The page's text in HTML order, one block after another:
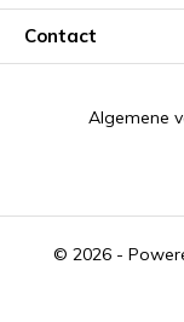
Contact
© 2026 -
Algemene